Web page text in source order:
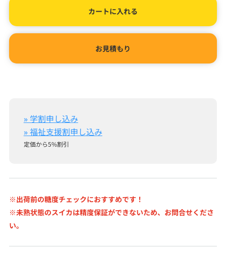
カートに入れる
お見積もり
» 学割申し込み
» 福祉支援割申し込み
定価から5%割引
※出荷前の糖度チェックにおすすめです！
※未熟状態のスイカは精度保証ができないため、お問合せくださ
い。